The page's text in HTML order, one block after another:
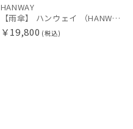
HANWAY
【雨傘】 ハンウェイ （HANWAY） Couturier クチュリエ 長傘 日本製
￥19,800 (税込)